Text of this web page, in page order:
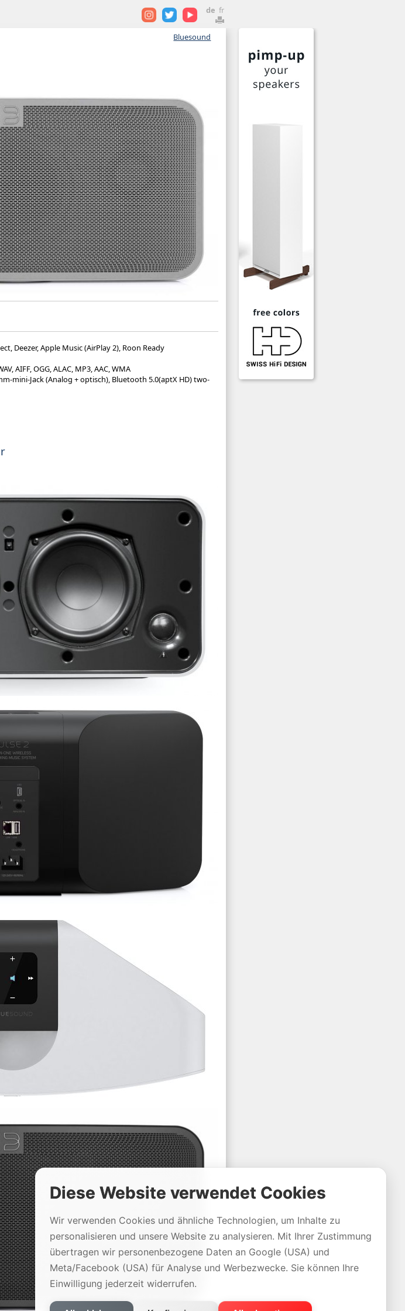
de fr
Bluesound
Deezer, Apple Music (AirPlay 2), Roon Ready
AIFF, OGG, ALAC, MP3, AAC, WMA
mini-Jack (Analog + optisch), Bluetooth 5.0(aptX HD) two-
Diese Website verwendet Cookies
Wir verwenden Cookies und ähnliche Technologien, um Inhalte zu
personalisieren und unsere Website zu analysieren. Mit Ihrer Zustimmung
übertragen wir personenbezogene Daten an Google (USA) und
Meta/Facebook (USA) für Analyse und Werbezwecke. Sie können Ihre
Einwilligung jederzeit widerrufen.